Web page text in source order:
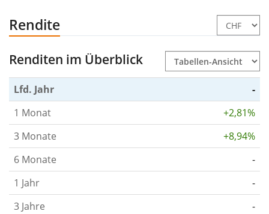
Rendite
Renditen im Überblick
Lfd. Jahr
-
1 Monat
+2,81%
3 Monate
+8,94%
6 Monate
-
1 Jahr
-
3 Jahre
-